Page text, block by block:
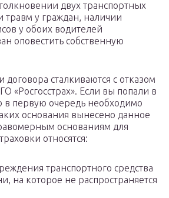
двух транспортных
травм у граждан, наличии
у обоих водителей
оповестить собственную
договора сталкиваются с отказом
«Росгосстрах». Если вы попали в
в первую очередь необходимо
основания вынесено данное
основаниям для
относятся:
транспортного средства
на которое не распространяется